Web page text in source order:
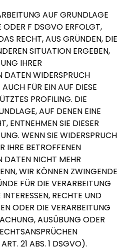
AUF GRUNDLAGE
ODER F DSGVO ERFOLGT,
RECHT, AUS GRÜNDEN, DIE
SITUATION ERGEBEN,
IHRER
DATEN WIDERSPRUCH
FÜR EIN AUF DIESE
PROFILING. DIE
AUF DENEN EINE
ENTNEHMEN SIE DIESER
WENN SIE WIDERSPRUCH
IHRE BETROFFENEN
DATEN NICHT MEHR
WIR KÖNNEN ZWINGENDE
FÜR DIE VERARBEITUNG
RECHTE UND
ODER DIE VERARBEITUNG
AUSÜBUNG ODER
21 ABS. 1 DSGVO).